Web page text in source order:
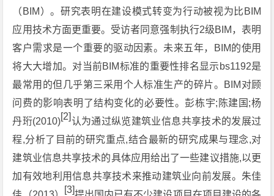
（BIM）。研究表明在建设模式转变为行动被视为比BIM
应用技术方面更重要。受访者同意强制执行2级BIM，表明
客户需求是一个重要的驱动因素。未来五年，BIM的使用
将大大增加。对当前BIM标准的重要性排名显示bs1192是
最常用的但几乎第三采用个人标准生产的碎片。BIM对顾
问费的影响表明了结构变化的必要性。彭栋宇;陈建国;杨
丹珩(2010)[2]认为通过纵览建筑业信息共享技术的发展过
程,分析了目前的研究重点,结合最新的研究成果与理念,对
建筑业信息共享技术的具体应用给出了一些建议措施,以更
加有效地利用信息共享技术来推动建筑业向前发展。朱佳
[3]